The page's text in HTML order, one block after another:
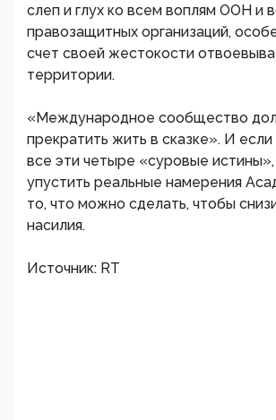
слеп и глух ко всем воплям ООН и
правозащитных организаций,
счет своей жестокости
территории.
«Международное сообщество
прекратить жить в сказке». И если
все эти четыре «суровые
упустить реальные намерения
то, что можно сделать, чтобы
насилия.
Источник: RT